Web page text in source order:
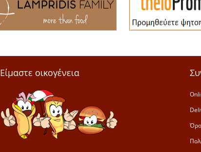
Είμαστε οικογένεια